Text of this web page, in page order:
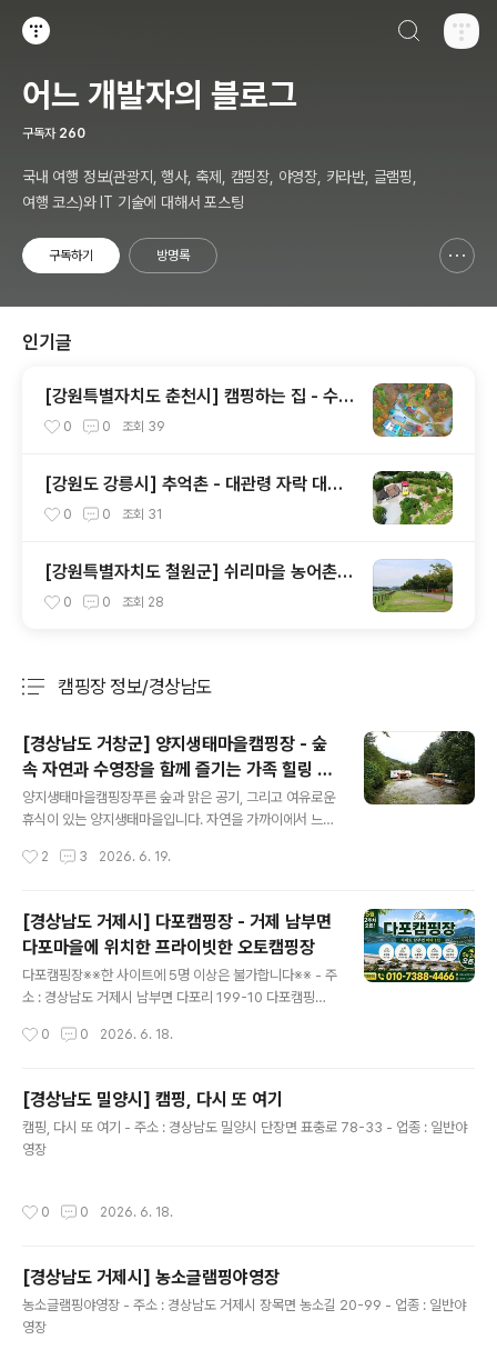
어느 개발자의 블로그
구독자 260
국내 여행 정보(관광지, 행사, 축제, 캠핑장, 야영장, 카라반, 글램핑,
여행 코스)와 IT 기술에 대해서 포스팅
구독하기 방명록
인기글
[강원특별자치도 춘천시] 캠핑하는 집 - 수영
장과 아이들 놀이 공간
0 0 조회 39
[강원도 강릉시] 추억촌 - 대관령 자락 대관
령 옛길 초입에 추억촌
0 0 조회 31
[강원특별자치도 철원군] 쉬리마을 농어촌
관광 휴양단지 야영장 - 잘 조성된 공원과 저
0 0 조회 28
캠핑장 정보/경상남도
[경상남도 거창군] 양지생태마을캠핑장 - 숲
속 자연과 수영장을 함께 즐기는 가족 힐링 캠
핑장
양지생태마을캠핑장푸른 숲과 맑은 공기, 그리고 여유로운
휴식이 있는 양지생태마을입니다. 자연을 가까이에서 느낄
족 단위 여행객들에게 특히 좋은 공간입니다. 아이들은 신
을 즐겨보세요. 양지생태마을에서 소중한 사람들과 특별한
하루를 만들어 보시기 바랍니다. - 주소 : 경상남도 거창군
마리면 진산길 157 - 오시는 길 : 주소 : 경상남도 거창군
마리면 진산길 157 내비게이션에 "양지생태마을" 또는 위
주소를 검색하여 방문해 주세요. ※ 구도로(굴다리 방향) 진
핑트레일러, 대형 차량은 굴다리 방향 진입이 불가능하므
2 3 2026. 6. 19.
[경상남도 거제시] 다포캠핑장 - 거제 남부면
다포마을에 위치한 프라이빗한 오토캠핑장
다포캠핑장※※한 사이트에 5명 이상은 불가합니다※※ - 주
소 : 경상남도 거제시 남부면 다포리 199-10 다포캠핑장 -
에 다포캠핑장 찍고 오시면 됩니다 - 전화 : 010-7388-4
약 구분 : 전화 - 민간 캠핑장이고, 직영으로 운영하고 있음.
- 여행시기 : 봄,여름,가을,겨울 - 운영기간 : 봄,여름,가을,
겨울 - 운영일 : 평일+주말 - 업종 : 자동차야영장 - 상주관
리인원 : 1명 - 자동차야영장 : 7면 - 사이트 크기1 (가로 x
0 0 2026. 6. 18.
[경상남도 밀양시] 캠핑, 다시 또 여기
캠핑, 다시 또 여기 - 주소 : 경상남도 밀양시 단장면 표충로 78-33 - 업종 : 일반야
영장
0 0 2026. 6. 18.
[경상남도 거제시] 농소글램핑야영장
농소글램핑야영장 - 주소 : 경상남도 거제시 장목면 농소길 20-99 - 업종 : 일반야
영장